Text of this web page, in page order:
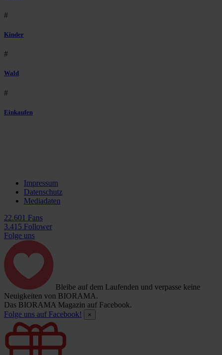
#
Kinder
#
Wald
#
Einkaufen
Impressum
Datenschutz
Mediadaten
22.601 Fans
3.415 Follower
Folge uns
Bleibe auf dem Laufenden und verpasse keine
Neuigkeiten von BIORAMA.
Das BIORAMA Magazin auf Facebook.
Folge uns auf Facebook!
×